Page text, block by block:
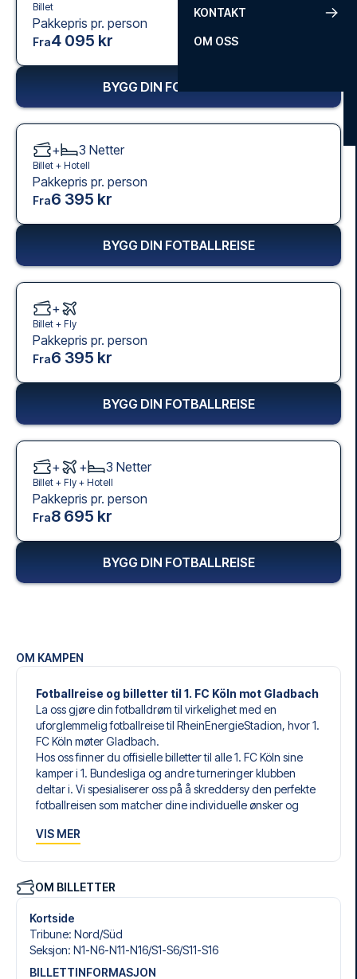
KONTAKT
OM OSS
OM KAMPEN
Fotballreise og billetter til 1. FC Köln mot Gladbach
La oss gjøre din fotballdrøm til virkelighet med en
uforglemmelig fotballreise til RheinEnergieStadion, hvor 1.
FC Köln møter Gladbach.
Hos oss finner du offisielle billetter til alle 1. FC Köln sine
kamper i 1. Bundesliga og andre turneringer klubben
deltar i. Vi spesialiserer oss på å skreddersy den perfekte
fotballreisen som matcher dine individuelle ønsker og
Våre skreddersydde fotballreiser til 1. FC Köln er laget for
Velg blant et bredt utvalg av fotballbilletter, nøye utvalgte
hoteller for enhver smak og budsjett, samt fleksible fly som
passer deg best.
Når du velger billettype, kan du se hvilken seksjon du skal
sitte i, og hva billetten inkluderer – spesielt hvis det er en
VIS MER
OM BILLETTER
Kortside
Tribune: Nord/​Süd
Seksjon: N1-N6-N11-N16/​S1-S6/​S11-S16
BILLETTINFORMASJON
Billet
Pakkepris pr. person
Fra4 095 kr
BYGG DIN FOTBALLREISE
+ 3 Netter
Billet + Hotell
Pakkepris pr. person
Fra6 395 kr
BYGG DIN FOTBALLREISE
+
Billet + Fly
Pakkepris pr. person
Fra6 395 kr
BYGG DIN FOTBALLREISE
+ + 3 Netter
Billet + Fly + Hotell
Pakkepris pr. person
Fra8 695 kr
BYGG DIN FOTBALLREISE